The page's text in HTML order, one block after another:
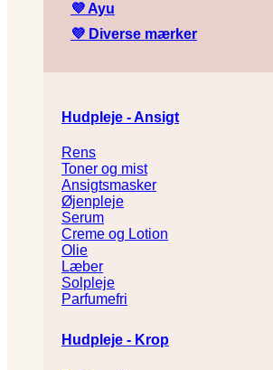
💜 Ayu
💜 Diverse mærker
Hudpleje - Ansigt
Rens
Toner og mist
Ansigtsmasker
Øjenpleje
Serum
Creme og Lotion
Olie
Læber
Solpleje
Parfumefri
Hudpleje - Krop